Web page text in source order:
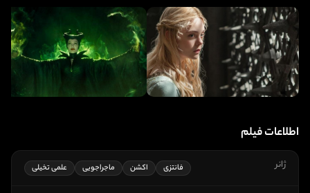
اطلاعات فیلم
ژانر فانتزی اکشن ماجراجویی علمی تخیلی